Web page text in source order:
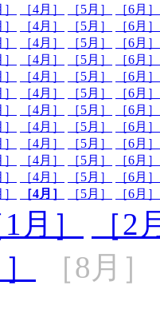
［4月］ ［5月］
［6月］
［4月］ ［5月］
［6月］
［4月］ ［5月］
［6月］
［4月］ ［5月］
［6月］
［4月］ ［5月］
［6月］
［4月］ ［5月］
［6月］
［4月］ ［5月］
［6月］
［4月］ ［5月］
［6月］
［4月］ ［5月］
［6月］
［4月］ ［5月］
［6月］
［4月］ ［5月］
［6月］
［4月］ ［5月］ ［6月］
1月］
［2
［8月］